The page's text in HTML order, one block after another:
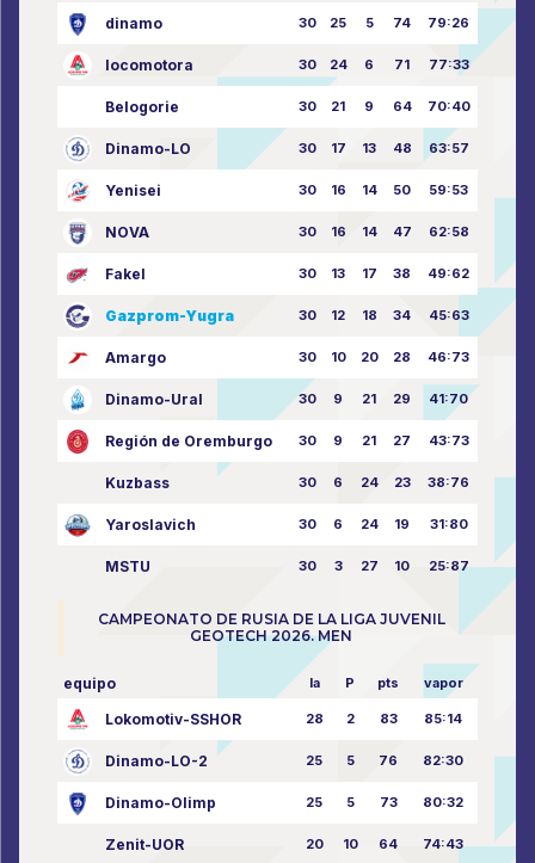
dinamo 30 25 5 74 79:26
locomotora 30 24 6 71 77:33
Belogorie 30 21 9 64 70:40
Dinamo-LO 30 17 13 48 63:57
Yenisei 30 16 14 50 59:53
NOVA 30 16 14 47 62:58
Fakel 30 13 17 38 49:62
Gazprom-Yugra 30 12 18 34 45:63
Amargo 30 10 20 28 46:73
Dinamo-Ural 30 9 21 29 41:70
Región de Oremburgo 30 9 21 27 43:73
Kuzbass 30 6 24 23 38:76
Yaroslavich 30 6 24 19 31:80
MSTU 30 3 27 10 25:87
CAMPEONATO DE RUSIA DE LA LIGA JUVENIL
GEOTECH 2026. MEN
equipo la P pts vapor
Lokomotiv-SSHOR 28 2 83 85:14
Dinamo-LO-2 25 5 76 82:30
Dinamo-Olimp 25 5 73 80:32
Zenit-UOR 20 10 64 74:43